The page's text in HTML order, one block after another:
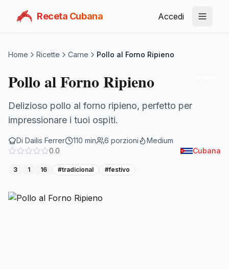
Receta Cubana Accedi
Home Ricette Carne Pollo al Forno Ripieno
Pollo al Forno Ripieno
Delizioso pollo al forno ripieno, perfetto per
impressionare i tuoi ospiti.
Di Dailis Ferrer 110 min 6 porzioni
Medium
0.0
Cubana
3 1 16 #tradicional #festivo